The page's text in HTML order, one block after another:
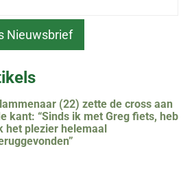
(22) zette de cross aan
kant: “Sinds ik met Greg fiets, heb
het plezier helemaal